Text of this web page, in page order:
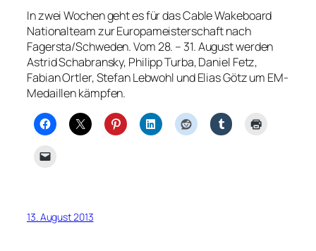
In zwei Wochen geht es für das Cable Wakeboard
Nationalteam zur Europameisterschaft nach
Fagersta/Schweden. Vom 28. – 31. August werden
Astrid Schabransky, Philipp Turba, Daniel Fetz,
Fabian Ortler, Stefan Lebwohl und Elias Götz um EM-
Medaillen kämpfen.
13. August 2013